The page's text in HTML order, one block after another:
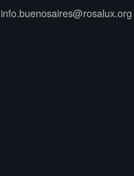
info.buenosaires@rosalux.org